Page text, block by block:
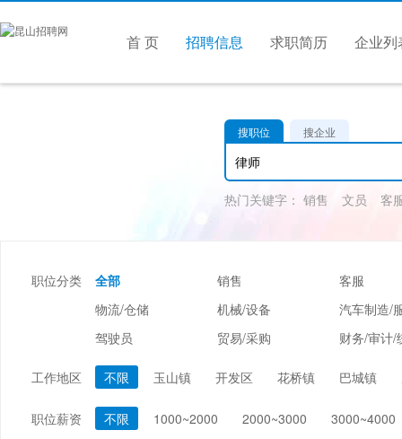
首 页 招聘信息 求职简历 企业列
搜职位 搜企业
热门关键字： 销售 文员 客
职位分类 全部 销售
客服
物流/仓储
机械/设备
汽车制造/
驾驶员
贸易/采购
财务/审计/
美容/美发
编辑/出版/印刷
金融/证券/投资
保险
工作地区 不限 玉山镇 开发区 花桥镇 巴城镇
职位薪资 不限 1000~2000 2000~3000 3000~4000